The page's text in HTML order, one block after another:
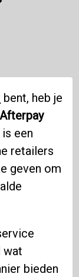
bent, heb je
Afterpay
een
retailers
geven om
wat
bieden